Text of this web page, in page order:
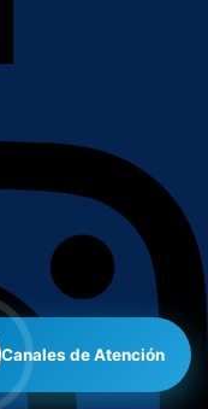
Canales de Atención